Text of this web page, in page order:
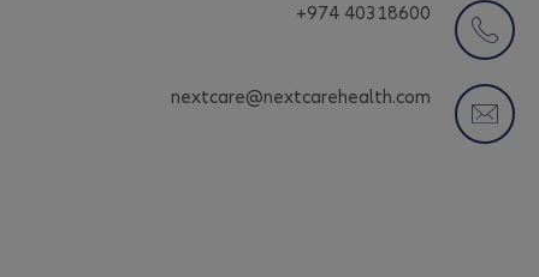
+974 40318600
nextcare@nextcarehealth.com